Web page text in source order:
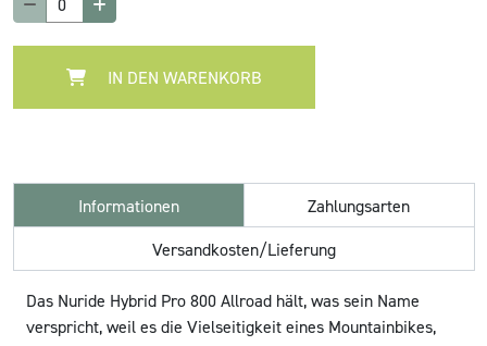
IN DEN WARENKORB
Informationen
Zahlungsarten
Versandkosten/Lieferung
Das Nuride Hybrid Pro 800 Allroad hält, was sein Name
verspricht, weil es die Vielseitigkeit eines Mountainbikes,